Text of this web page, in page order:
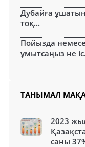
Дубайға ұшатын
тоқ...
Пойызда
ұмытсаңыз не
ТАНЫМАЛ
2023
саны